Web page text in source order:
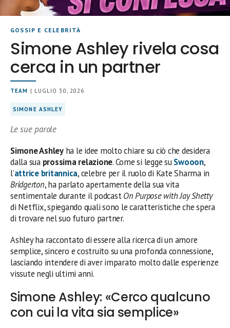
GOSSIP E CELEBRITÀ
Simone Ashley rivela cosa
cerca in un partner
TEAM | LUGLIO 30, 2026
SIMONE ASHLEY
Le sue parole
Simone Ashleyha le idee molto chiare su ciò che desidera
dalla sua prossima relazione. Come si legge suSwooon,
l’attrice britannica, celebre per il ruolo di Kate Sharma in
Bridgerton, ha parlato apertamente della sua vita
sentimentale durante il podcastOn Purpose with Jay Shetty
di Netflix, spiegando quali sono le caratteristiche che spera
di trovare nel suo futuro partner.
Ashley ha raccontato di essere alla ricerca di un amore
semplice, sincero e costruito su una profonda connessione,
lasciando intendere di aver imparato molto dalle esperienze
vissute negli ultimi anni.
Simone Ashley: «Cerco qualcuno
con cui la vita sia semplice»